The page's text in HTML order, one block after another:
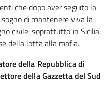
che dopo aver seguito la
di mantenere viva la
civile, soprattutto in Sicilia,
della lotta alla mafia.
della Repubblica di
della Gazzetta del Sud